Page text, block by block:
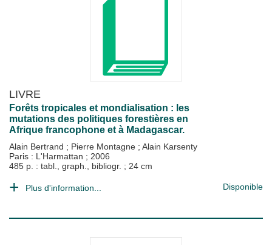
LIVRE
Forêts tropicales et mondialisation : les
mutations des politiques forestières en
Afrique francophone et à Madagascar.
Alain Bertrand ; Pierre Montagne ; Alain Karsenty
Paris : L'Harmattan ; 2006
485 p. : tabl., graph., bibliogr. ; 24 cm
Plus d'information... Disponible